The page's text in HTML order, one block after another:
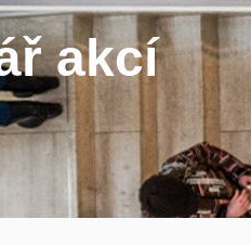
akcí